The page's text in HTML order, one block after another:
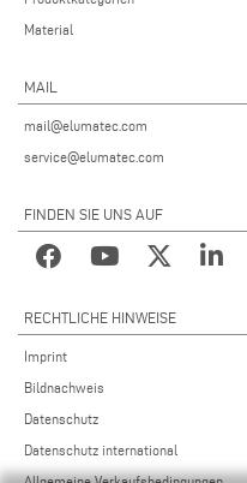
Material
MAIL
mail@elumatec.com
service@elumatec.com
FINDEN SIE UNS AUF
RECHTLICHE HINWEISE
Imprint
Bildnachweis
Datenschutz
Datenschutz international